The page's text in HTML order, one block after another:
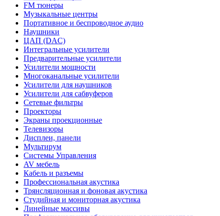
FM тюнеры
Музыкальные центры
Портативное и беспроводное аудио
Наушники
ЦАП (DAC)
Интегральные усилители
Предварительные усилители
Усилители мощности
Многоканальные усилители
Усилители для наушников
Усилители для сабвуферов
Сетевые фильтры
Проекторы
Экраны проекционные
Телевизоры
Дисплеи, панели
Мультирум
Системы Управления
AV мебель
Кабель и разъемы
Профессиональная акустика
Трянсляционная и фоновая акустика
Студийная и мониторная акустика
Линейные массивы